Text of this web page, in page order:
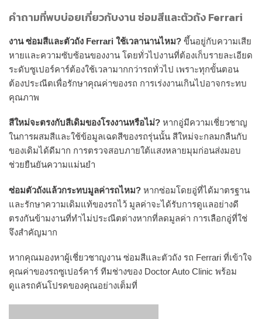
คำถามที่พบบ่อยเกี่ยวกับงาน ซ่อมสีและตัวถัง Ferrari
งาน ซ่อมสีและตัวถัง Ferrari ใช้เวลานานไหม? ขึ้นอยู่กับความเสีย
หายและความซับซ้อนของงาน โดยทั่วไปงานที่ต้องเก็บรายละเอียด
ระดับซูเปอร์คาร์ต้องใช้เวลามากกว่ารถทั่วไป เพราะทุกขั้นตอน
ต้องประณีตเพื่อรักษาคุณค่าของรถ การเร่งงานเกินไปอาจกระทบ
คุณภาพ
สีใหม่จะตรงกับสีเดิมของโรงงานหรือไม่? หากอู่มีความเชี่ยวชาญ
ในการผสมสีและใช้ข้อมูลเฉดสีของรถรุ่นนั้น สีใหม่จะกลมกลืนกับ
ของเดิมได้ดีมาก การตรวจสอบภายใต้แสงหลายมุมก่อนส่งมอบ
ช่วยยืนยันความแม่นยำ
ซ่อมตัวถังแล้วกระทบมูลค่ารถไหม? หากซ่อมโดยอู่ที่ได้มาตรฐาน
และรักษาความเดิมแท้ของรถไว้ มูลค่าจะได้รับการดูแลอย่างดี
ตรงกันข้ามงานที่ทำไม่ประณีตต่างหากที่ลดมูลค่า การเลือกอู่ที่ใช่
จึงสำคัญมาก
หากคุณมองหาผู้เชี่ยวชาญงาน ซ่อมสีและตัวถัง รถ Ferrari ที่เข้าใจ
คุณค่าของรถซูเปอร์คาร์ ทีมช่างของ Doctor Auto Clinic พร้อม
ดูแลรถคันโปรดของคุณอย่างเต็มที่